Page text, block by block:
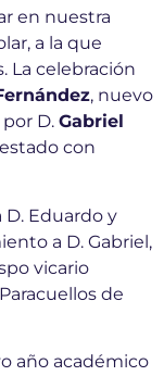
en nuestra
a la que
La celebración
, nuevo
D. Gabriel
con
D. Eduardo y
a D. Gabriel,
vicario
de
año académico